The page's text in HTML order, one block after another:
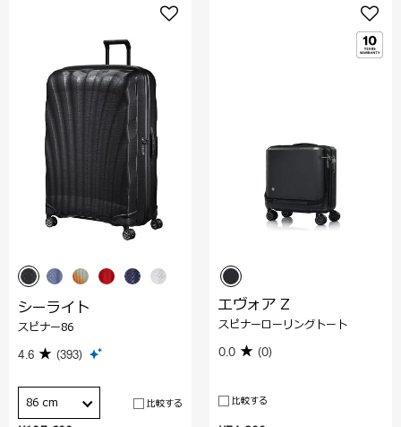
シーライト
スピナー86
4.6 (393)
86 cm 比較する
エヴォア Z
スピナーローリングトート
0.0 (0)
比較する